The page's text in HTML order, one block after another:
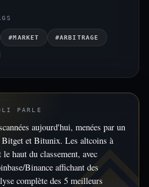
#MARKET #ARBITRAGE
PARLE
aujourd'hui, menées par un
Bitget et Bitunix. Les altcoins à
haut du classement, avec
Binance affichant des
complète des 5 meilleurs